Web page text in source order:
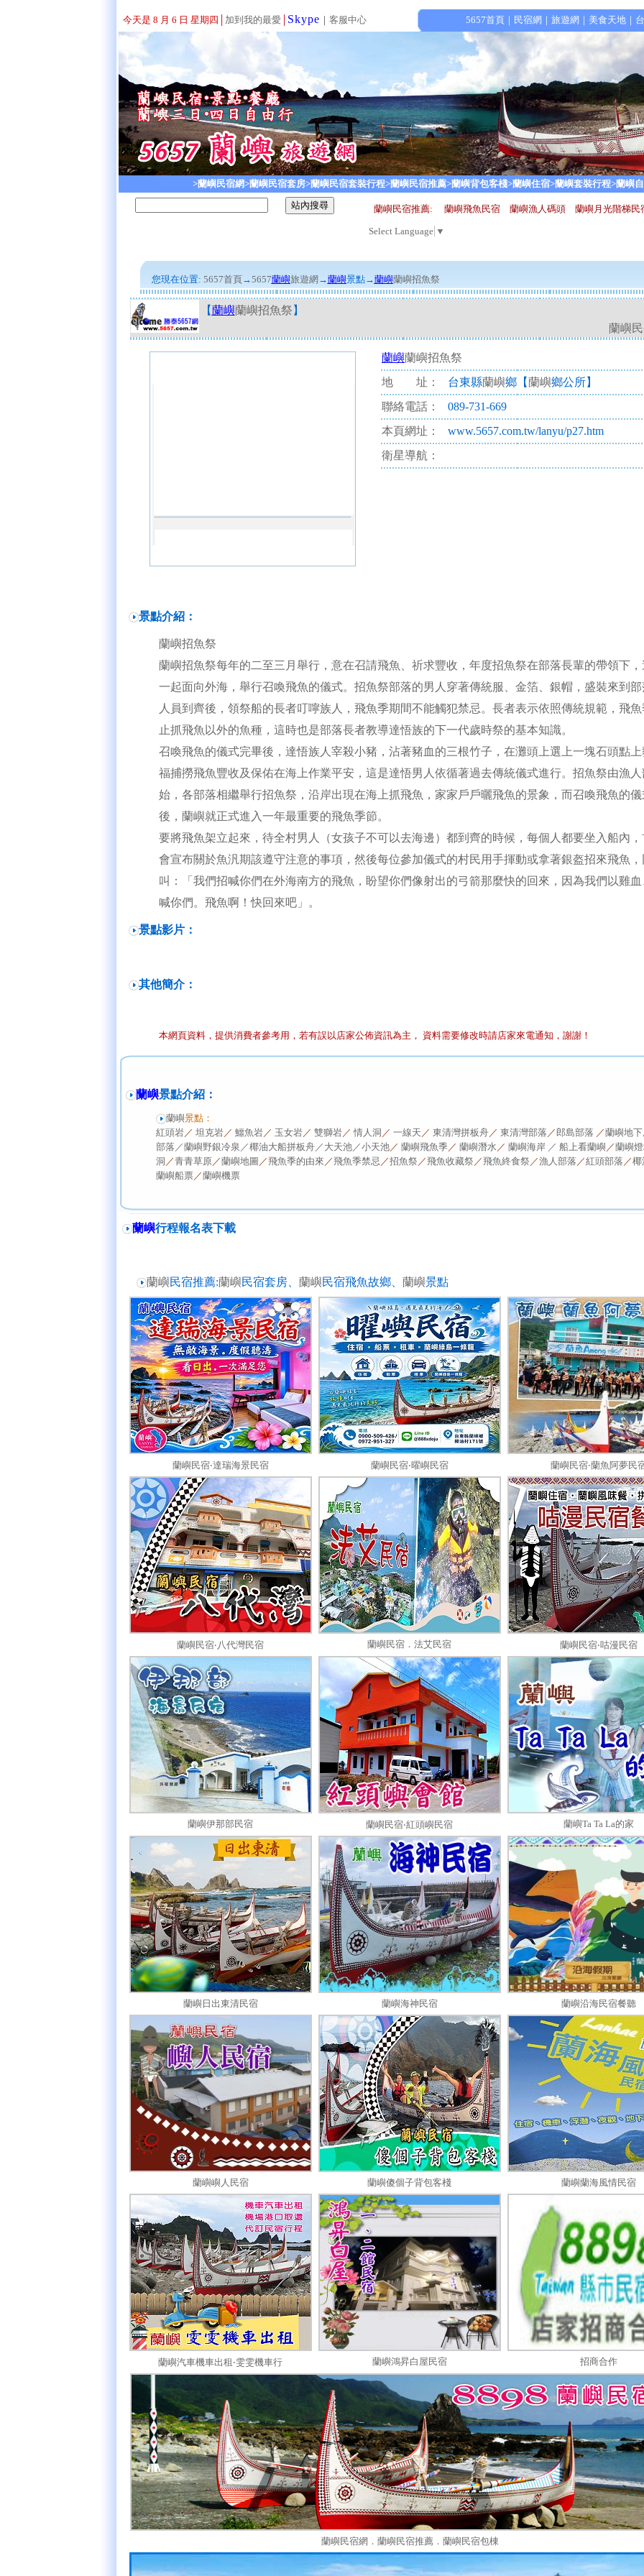
今天是 8 月 6 日 星期四 加到我的最愛 Skype ｜ 客服中心 5657首頁 ｜ 民宿網 ｜ 旅遊網 ｜ 美食天地 ｜
>蘭嶼民宿網>蘭嶼民宿套房>蘭嶼民宿套裝行程>蘭嶼民宿推薦>蘭嶼背包客棧>蘭嶼住宿>蘭嶼套裝行程>蘭嶼
蘭嶼民宿推薦: 蘭嶼飛魚民宿 蘭嶼漁人碼頭 蘭嶼月光階梯
Select Language ▼
您現在位置: 5657首頁→5657蘭嶼旅遊網 →蘭嶼景點→蘭嶼蘭嶼招魚祭
【蘭嶼蘭嶼招魚祭 】
蘭嶼
蘭嶼蘭嶼招魚祭
地 址：
台東縣蘭嶼鄉【蘭嶼鄉公所】
聯絡電話：
089-731-669
本頁網址：
www.5657.com.tw/lanyu/p27.htm
衛星導航：
景點介紹：
蘭嶼招魚祭
蘭嶼招魚祭每年的二至三月舉行，意在召請飛魚、祈求豐收，年度招魚祭在部落長輩的帶領下
一起面向外海，舉行召喚飛魚的儀式。招魚祭部落的男人穿著傳統服、金箔、銀帽，盛裝來到
人員到齊後，領祭船的長者叮嚀族人，飛魚季期間不能觸犯禁忌。長者表示依照傳統規範，飛
止抓飛魚以外的魚種，這時也是部落長者教導達悟族的下一代歲時祭的基本知識。
召喚飛魚的儀式完畢後，達悟族人宰殺小豬，沾著豬血的三根竹子，在灘頭上選上一塊石頭點
福捕撈飛魚豐收及保佑在海上作業平安，這是達悟男人依循著過去傳統儀式進行。招魚祭由漁
始，各部落相繼舉行招魚祭，沿岸出現在海上抓飛魚，家家戶戶曬飛魚的景象，而召喚飛魚的
後，蘭嶼就正式進入一年最重要的飛魚季節。
要將飛魚架立起來，待全村男人（女孩子不可以去海邊）都到齊的時候，每個人都要坐入船內
會宣布關於魚汎期該遵守注意的事項，然後每位參加儀式的村民用手揮動或拿著銀盔招來飛魚
叫：「我們招喊你們在外海南方的飛魚，盼望你們像射出的弓箭那麼快的回來，因為我們以雞
喊你們。飛魚啊！快回來吧」。
景點影片：
其他簡介：
本網頁資料，提供消費者參考用，若有誤以店家公佈資訊為主， 資料需要修改時請店家來電通知，謝謝！
蘭嶼景點介紹：
蘭嶼景點：
紅頭岩／ 坦克岩／ 鱷魚岩／ 玉女岩／ 雙獅岩／ 情人洞 ／ 一線天 ／ 東清灣拼板舟／ 東清灣部落 ／郎島部落 ／蘭嶼地
部落／蘭嶼野銀冷泉／椰油大船拼板舟／ 大天池／小天池／ 蘭嶼飛魚季 ／ 蘭嶼潛水／ 蘭嶼海岸 ／ 船上看蘭嶼／蘭嶼
洞 ／青青草原／蘭嶼地圖 ／飛魚季的由來 ／飛魚季禁忌 ／招魚祭 ／飛魚收藏祭 ／飛魚終食祭 ／漁人部落 ／紅頭部落 ／椰
蘭嶼船票／蘭嶼機票
蘭嶼行程報名表下載
蘭嶼民宿推薦:蘭嶼民宿套房、 蘭嶼民宿飛魚故鄉、 蘭嶼景點
蘭嶼民宿‧達瑞海景民宿 蘭嶼民宿‧曜嶼民宿 蘭嶼民宿‧蘭魚阿夢民
蘭嶼民宿‧八代灣民宿 蘭嶼民宿．法艾民宿 蘭嶼民宿‧咕漫民宿
蘭嶼伊那部民宿 蘭嶼民宿‧紅頭嶼民宿 蘭嶼Ta Ta La的家
蘭嶼日出東清民宿 蘭嶼海神民宿 蘭嶼沿海民宿餐聽
蘭嶼嶼人民宿 蘭嶼傻個子背包客棧 蘭嶼蘭海風情民宿
蘭嶼汽車機車出租‧雯雯機車行 蘭嶼鴻昇白屋民宿 招商合作
蘭嶼民宿網．蘭嶼民宿推薦．蘭嶼民宿包棟